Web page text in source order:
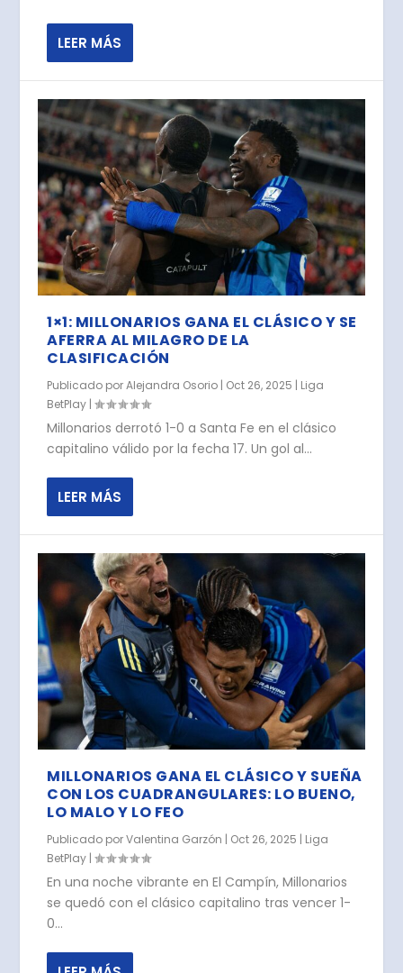
LEER MÁS
1×1: MILLONARIOS GANA EL CLÁSICO Y SE
AFERRA AL MILAGRO DE LA
CLASIFICACIÓN
Publicado porAlejandra Osorio | Oct 26, 2025 | Liga
BetPlay |
Millonarios derrotó 1-0 a Santa Fe en el clásico
capitalino válido por la fecha 17. Un gol al...
LEER MÁS
MILLONARIOS GANA EL CLÁSICO Y SUEÑA
CON LOS CUADRANGULARES: LO BUENO,
LO MALO Y LO FEO
Publicado porValentina Garzón | Oct 26, 2025 | Liga
BetPlay |
En una noche vibrante en El Campín, Millonarios
se quedó con el clásico capitalino tras vencer 1-
0...